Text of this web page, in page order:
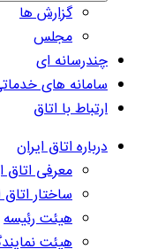
گزارش ها
مجلس
چندرسانه ای
سامانه های
ارتباط با اتاق
درباره اتاق ایران
معرفی اتاق
ساختار اتاق
هیئت رئیسه
هیئت